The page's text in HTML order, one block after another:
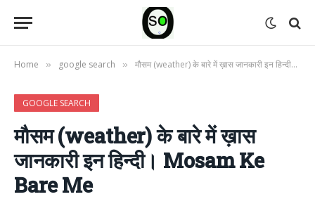
Home » google search » मौसम (weather) के बारे में ख़ास जानकारी इन हिन्दी। Mosam Ke Bare Me
GOOGLE SEARCH
मौसम (weather) के बारे में ख़ास
जानकारी इन हिन्दी। Mosam Ke
Bare Me